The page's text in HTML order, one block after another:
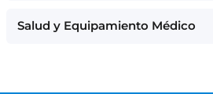
Salud y Equipamiento Médico